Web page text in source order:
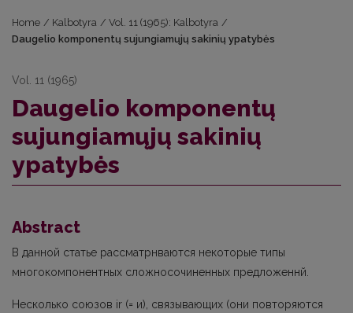
Home / Kalbotyra / Vol. 11 (1965): Kalbotyra /
Daugelio komponentų sujungiamųjų sakinių ypatybės
Vol. 11 (1965)
Daugelio komponentų
sujungiamųjų sakinių
ypatybės
Abstract
В данной статье рассматрнваются некоторые типы
многокомпонентных сложносочиненных предложеннй.
Несколько союзов ir (= и), связывающих (они повторяются